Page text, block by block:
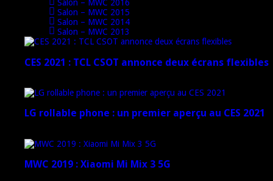
Salon – MWC 2016
Salon – MWC 2015
Salon – MWC 2014
Salon – MWC 2013
CES 2021 : TCL CSOT annonce deux écrans flexibles
LG rollable phone : un premier aperçu au CES 2021
MWC 2019 : Xiaomi Mi Mix 3 5G